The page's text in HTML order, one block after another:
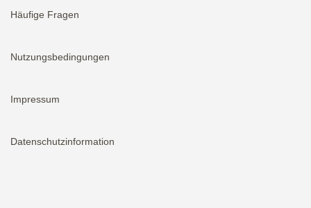
Häufige Fragen
Nutzungsbedingungen
Impressum
Datenschutzinformation